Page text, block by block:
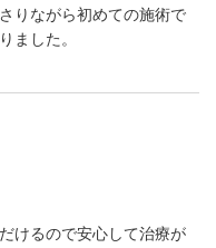
りながら初めての施術で
ました。
けるので安心して治療が